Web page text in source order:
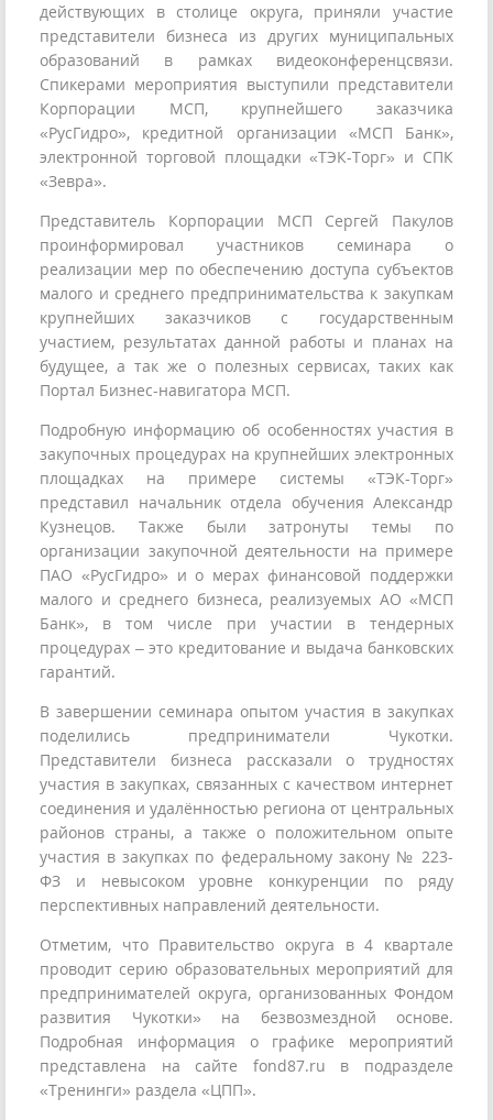
действующих в столице округа, приняли участие
представители бизнеса из других муниципальных
образований в рамках видеоконференцсвязи.
Спикерами мероприятия выступили представители
Корпорации МСП, крупнейшего заказчика
«РусГидро», кредитной организации «МСП Банк»,
электронной торговой площадки «ТЭК-Торг» и СПК
«Зевра».
Представитель Корпорации МСП Сергей Пакулов
проинформировал участников семинара о
реализации мер по обеспечению доступа субъектов
малого и среднего предпринимательства к закупкам
крупнейших заказчиков с государственным
участием, результатах данной работы и планах на
будущее, а так же о полезных сервисах, таких как
Портал Бизнес-навигатора МСП.
Подробную информацию об особенностях участия в
закупочных процедурах на крупнейших электронных
площадках на примере системы «ТЭК-Торг»
представил начальник отдела обучения Александр
Кузнецов. Также были затронуты темы по
организации закупочной деятельности на примере
ПАО «РусГидро» и о мерах финансовой поддержки
малого и среднего бизнеса, реализуемых АО «МСП
Банк», в том числе при участии в тендерных
процедурах – это кредитование и выдача банковских
гарантий.
В завершении семинара опытом участия в закупках
поделились предприниматели Чукотки.
Представители бизнеса рассказали о трудностях
участия в закупках, связанных с качеством интернет
соединения и удалённостью региона от центральных
районов страны, а также о положительном опыте
участия в закупках по федеральному закону № 223-
ФЗ и невысоком уровне конкуренции по ряду
перспективных направлений деятельности.
Отметим, что Правительство округа в 4 квартале
проводит серию образовательных мероприятий для
предпринимателей округа, организованных Фондом
развития Чукотки» на безвозмездной основе.
Подробная информация о графике мероприятий
представлена на сайте fond87.ru в подразделе
«Тренинги» раздела «ЦПП».